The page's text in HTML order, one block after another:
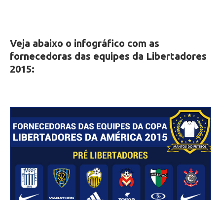
Veja abaixo o infográfico com as
fornecedoras das equipes da Libertadores
2015: